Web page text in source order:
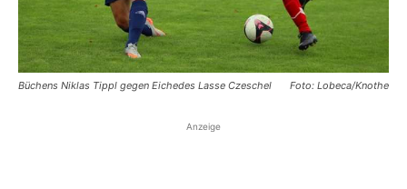
Büchens Niklas Tippl gegen Eichedes Lasse Czeschel Foto: Lobeca/Knothe
Anzeige